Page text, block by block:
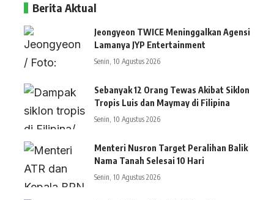
Berita Aktual
Jeongyeon TWICE Meninggalkan Agensi
Lamanya JYP Entertainment
Senin, 10 Agustus 2026
Sebanyak 12 Orang Tewas Akibat Siklon
Tropis Luis dan Maymay di Filipina
Senin, 10 Agustus 2026
Menteri Nusron Target Peralihan Balik
Nama Tanah Selesai 10 Hari
Senin, 10 Agustus 2026